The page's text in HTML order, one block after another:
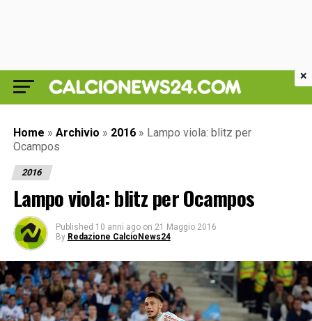
Home » Archivio » 2016 » Lampo viola: blitz per
Ocampos
2016
Lampo viola: blitz per Ocampos
Published 10 anni ago on 21 Maggio 2016
By Redazione CalcioNews24
×